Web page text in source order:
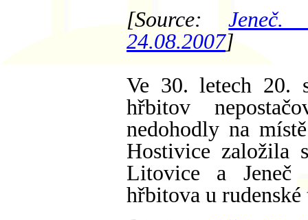
[Source:Jeneč.
24.08.2007]
Ve 30. letech 20.
hřbitov
nedohodly na
Hostivice založila
Litovice a Jeneč
hřbitova u